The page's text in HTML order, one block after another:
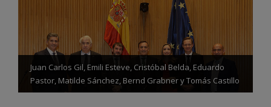
Juan Carlos Gil, Emili Esteve, Cristóbal Belda, Eduardo
Pastor, Matilde Sánchez, Bernd Grabner y Tomás Castillo